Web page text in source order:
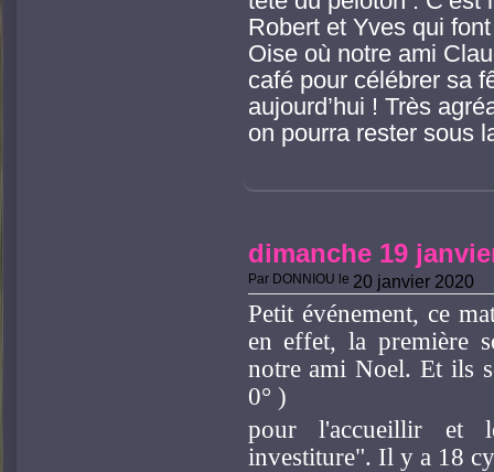
Robert et Yves qui
Oise où notre ami
café pour célébrer sa
aujourd’hui ! Très
on pourra rester
dimanche 19
Par DONNIOU le 20 janvier 2020
Petit événement, ce
en effet, la première
notre ami Noel. Et ils
0° )
pour l'accueillir et
investiture". Il y a 18